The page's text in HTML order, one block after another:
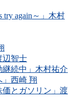
try again～」木村
辺智士
継続中」木村祐介
」西崎 翔
価とガソリン」渡